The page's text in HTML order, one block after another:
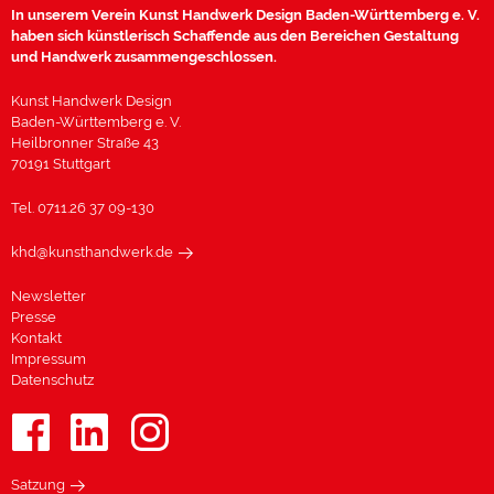
In unserem Verein Kunst Handwerk Design Baden-Württemberg e. V.
haben sich künstlerisch Schaffende aus den Bereichen Gestaltung
und Handwerk zusammengeschlossen.
Kunst Handwerk Design
Baden-Württemberg e. V.
Heilbronner Straße 43
70191 Stuttgart
Tel. 0711.26 37 09-130
khd@kunsthandwerk.de
Newsletter
Presse
Kontakt
Impressum
Datenschutz
Satzung